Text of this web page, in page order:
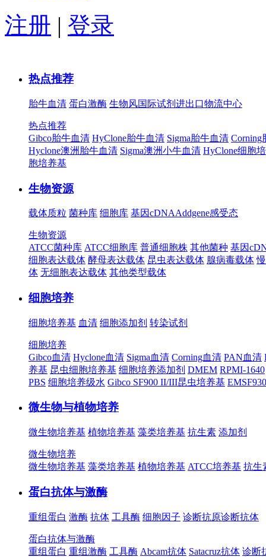
注册 | 登录
热点推荐
胎牛血清 蛋白激酶 生物风国际试剂进出口物流中心
热点推荐
Gibco胎牛血清 HyClone胎牛血清 Sigma胎牛血清 Corning
Hyclone澳洲胎牛血清 Sigma澳洲小牛血清 HyClone细胞
胞培养基
生物资源
载体质粒 菌种库 细胞库 基因cDNAAddgene感受态
生物资源
ATCC菌种库 ATCC细胞库 普通细胞株 其他菌种 基因
细胞表达载体 酵母表达载体 昆虫表达载体 腺病毒载体
体 无细胞表达载体 其他类型载体
细胞培养
细胞培养基 血清 细胞添加剂 转染试剂
细胞培养
Gibco血清 Hyclone血清 Sigma血清 Corning血清 PAN血清
养基 昆虫细胞培养基 细胞培养添加剂 DMEM RPMI-1640
PBS 细胞培养级水 Gibco SF900 II/III昆虫培养基
微生物与植物培养
微生物培养基 植物培养基 藻类培养基 抗生素 添加剂
微生物培养
微生物培养基 藻类培养基 植物培养基 ATCC培养基 抗生
蛋白抗体与激酶
重组蛋白 激酶 抗体 工具酶 细胞因子 诊断抗原诊断抗体
蛋白抗体与激酶
重组蛋白 重组激酶 工具酶 Abcam抗体 Satacruz抗体 诊断